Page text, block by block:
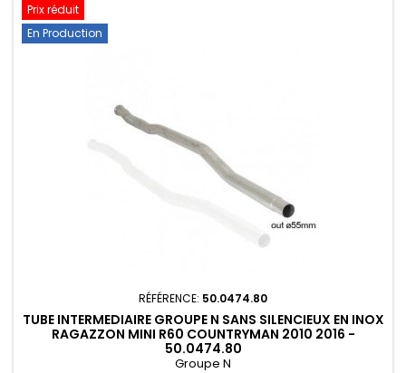
Prix réduit
En Production
RÉFÉRENCE: 50.0474.80
TUBE INTERMEDIAIRE GROUPE N SANS SILENCIEUX EN INOX
RAGAZZON MINI R60 COUNTRYMAN 2010 2016 -
50.0474.80
Groupe N